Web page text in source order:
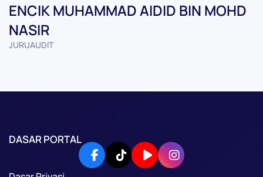
ENCIK MUHAMMAD AIDID BIN MOHD
NASIR
JURUAUDIT
DASAR PORTAL